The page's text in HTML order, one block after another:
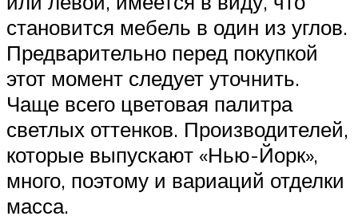
становится мебель в один из углов.
Предварительно перед покупкой
этот момент следует уточнить.
Чаще всего цветовая палитра
светлых оттенков. Производителей,
которые выпускают «Нью-Йорк»,
много, поэтому и вариаций отделки
масса.